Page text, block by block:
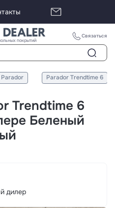
покрытий
Связаться
Parador Parador Trendtime 6
Trendtime 6
Беленый
дилер